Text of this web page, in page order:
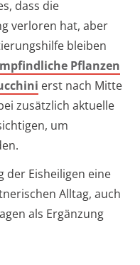
dass die
verloren hat, aber
bleiben
Pflanzen
erst nach Mitte
zusätzlich aktuelle
um
der Eisheiligen eine
Alltag, auch
als Ergänzung